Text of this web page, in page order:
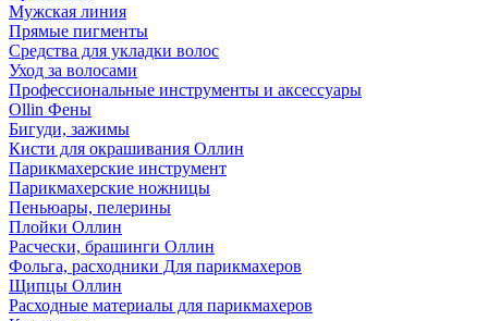
Мужская линия
Прямые пигменты
Средства для укладки волос
Уход за волосами
Профессиональные инструменты и аксессуары
Ollin Фены
Бигуди, зажимы
Кисти для окрашивания Оллин
Парикмахерские инструмент
Парикмахерские ножницы
Пеньюары, пелерины
Плойки Оллин
Расчески, брашинги Оллин
Фольга, расходники Для парикмахеров
Щипцы Оллин
Расходные материалы для парикмахеров